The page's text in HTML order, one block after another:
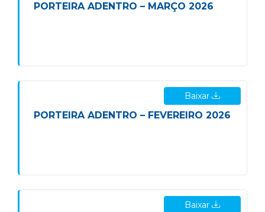
PORTEIRA ADENTRO – MARÇO 2026
Baixar
PORTEIRA ADENTRO – FEVEREIRO 2026
Baixar